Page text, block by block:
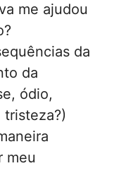
me ajudou
da
da
ódio,
meu